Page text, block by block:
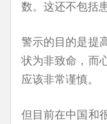
数。这还不包括
警示的目的是提
状为非致命，而
应该非常谨慎。
但目前在中国和